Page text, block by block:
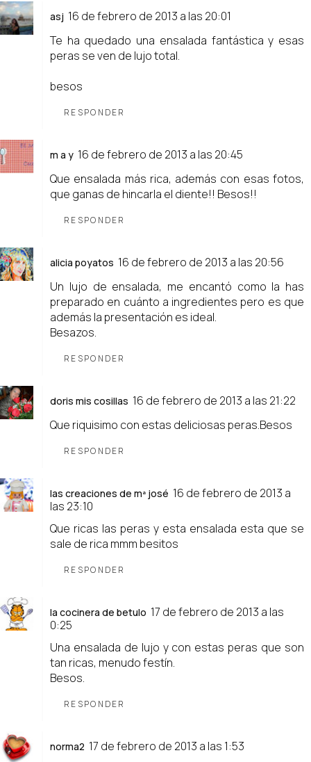
asj 16 de febrero de 2013 a las 20:01
Te ha quedado una ensalada fantástica y esas
peras se ven de lujo total.
besos
RESPONDER
m a y 16 de febrero de 2013 a las 20:45
Que ensalada más rica, además con esas fotos,
que ganas de hincarla el diente!! Besos!!
RESPONDER
alicia poyatos 16 de febrero de 2013 a las 20:56
Un lujo de ensalada, me encantó como la has
preparado en cuánto a ingredientes pero es que
además la presentación es ideal.
Besazos.
RESPONDER
doris mis cosillas 16 de febrero de 2013 a las 21:22
Que riquisimo con estas deliciosas peras.Besos
RESPONDER
las creaciones de mª josé 16 de febrero de 2013 a
las 23:10
Que ricas las peras y esta ensalada esta que se
sale de rica mmm besitos
RESPONDER
la cocinera de betulo 17 de febrero de 2013 a las
0:25
Una ensalada de lujo y con estas peras que son
tan ricas, menudo festín.
Besos.
RESPONDER
norma2 17 de febrero de 2013 a las 1:53